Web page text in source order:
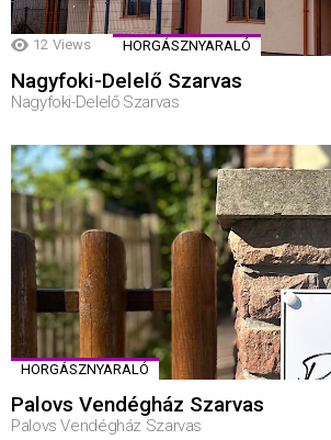
12 Views HORGÁSZNYARALÓ
Nagyfoki-Delelő Szarvas
Nagyfoki-Delelő Szarvas
HORGÁSZNYARALÓ
Palovs Vendégház Szarvas
Palovs Vendégház Szarvas